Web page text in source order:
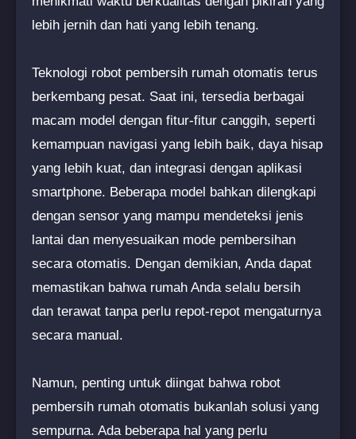
lebih jernih dan hati yang lebih tenang.
Teknologi robot pembersih rumah otomatis terus
berkembang pesat. Saat ini, tersedia berbagai
macam model dengan fitur-fitur canggih, seperti
kemampuan navigasi yang lebih baik, daya hisap
yang lebih kuat, dan integrasi dengan aplikasi
smartphone. Beberapa model bahkan dilengkapi
dengan sensor yang mampu mendeteksi jenis
lantai dan menyesuaikan mode pembersihan
secara otomatis. Dengan demikian, Anda dapat
memastikan bahwa rumah Anda selalu bersih
dan terawat tanpa perlu repot-repot mengaturnya
secara manual.
Namun, penting untuk diingat bahwa robot
pembersih rumah otomatis bukanlah solusi yang
sempurna. Ada beberapa hal yang perlu